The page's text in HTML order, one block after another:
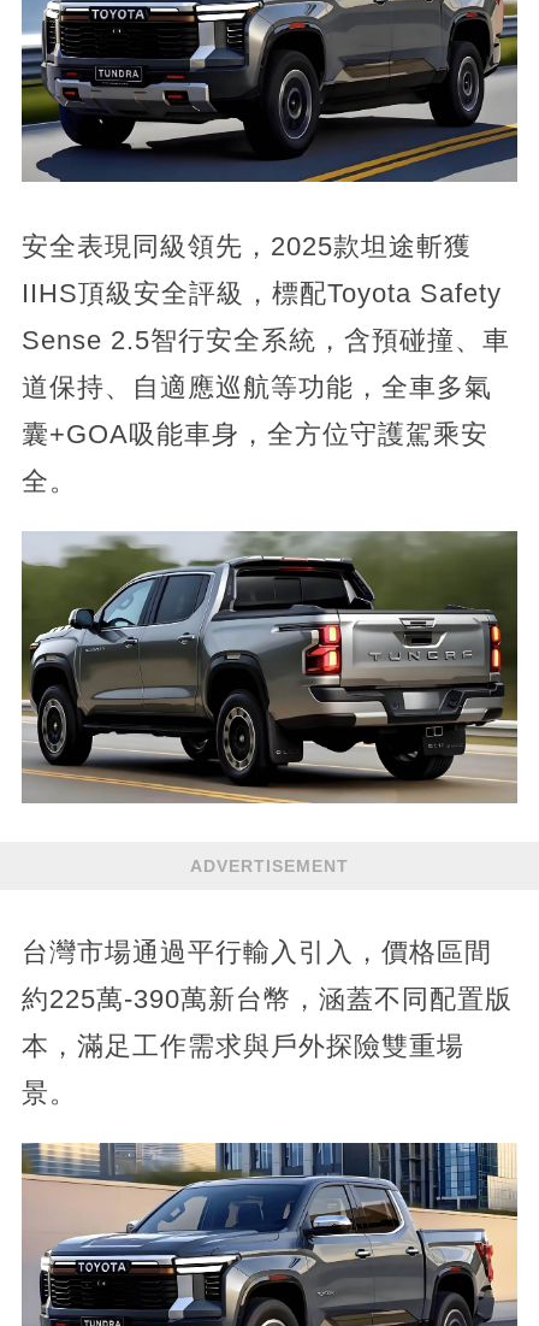
安全表現同級領先，2025款坦途斬獲
IIHS頂級安全評級，標配Toyota Safety
Sense 2.5智行安全系統，含預碰撞、車
道保持、自適應巡航等功能，全車多氣
囊+GOA吸能車身，全方位守護駕乘安
全。
ADVERTISEMENT
台灣市場通過平行輸入引入，價格區間
約225萬-390萬新台幣，涵蓋不同配置版
本，滿足工作需求與戶外探險雙重場
景。